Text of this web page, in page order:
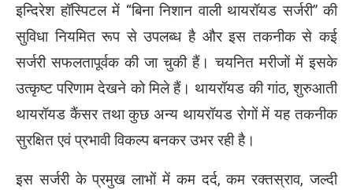
इन्दिरेश हॉस्पिटल में “बिना निशान वाली थायरॉयड सर्जरी” की
सुविधा नियमित रूप से उपलब्ध है और इस तकनीक से कई
सर्जरी सफलतापूर्वक की जा चुकी हैं। चयनित मरीजों में इसके
उत्कृष्ट परिणाम देखने को मिले हैं। थायरॉयड की गांठ, शुरुआती
थायरॉयड कैंसर तथा कुछ अन्य थायरॉयड रोगों में यह तकनीक
सुरक्षित एवं प्रभावी विकल्प बनकर उभर रही है।
इस सर्जरी के प्रमुख लाभों में कम दर्द, कम रक्तस्राव, जल्दी